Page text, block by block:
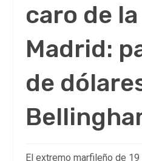
caro de
Madrid:
de
El extremo marfileño de